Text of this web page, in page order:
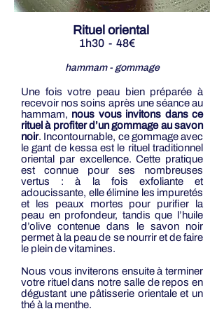
Rituel oriental
1h30 - 48€
hammam - gommage
Une fois votre peau bien préparée à
recevoir nos soins après une séance au
hammam, nous vous invitons dans ce
rituel à profiter d’un gommage au savon
noir. Incontournable, ce gommage avec
le gant de kessa est le rituel traditionnel
oriental par excellence. Cette pratique
est connue pour ses nombreuses
vertus : à la fois exfoliante et
adoucissante, elle élimine les impuretés
et les peaux mortes pour purifier la
peau en profondeur, tandis que l’huile
d’olive contenue dans le savon noir
permet à la peau de se nourrir et de faire
le plein de vitamines.
Nous vous inviterons ensuite à terminer
votre rituel dans notre salle de repos en
dégustant une pâtisserie orientale et un
thé à la menthe.